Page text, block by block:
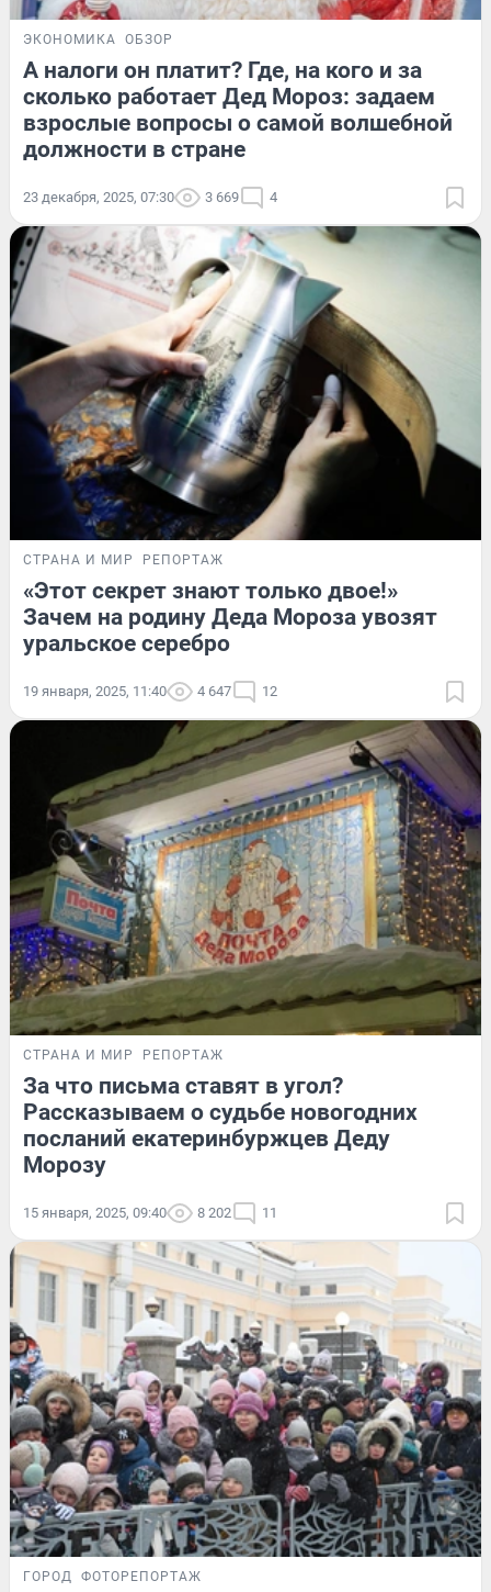
ЭКОНОМИКА ОБЗОР
А налоги он платит? Где, на кого и за
сколько работает Дед Мороз: задаем
взрослые вопросы о самой волшебной
должности в стране
23 декабря, 2025, 07:30 3 669 4
СТРАНА И МИР РЕПОРТАЖ
«Этот секрет знают только двое!»
Зачем на родину Деда Мороза увозят
уральское серебро
19 января, 2025, 11:40 4 647 12
СТРАНА И МИР РЕПОРТАЖ
За что письма ставят в угол?
Рассказываем о судьбе новогодних
посланий екатеринбуржцев Деду
Морозу
15 января, 2025, 09:40 8 202 11
ГОРОД ФОТОРЕПОРТАЖ